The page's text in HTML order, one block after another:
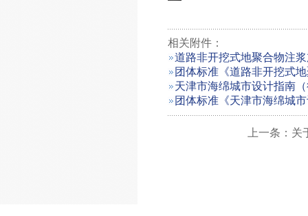
相关附件：
道路非开挖式地聚合物注
团体标准《道路非开挖式
天津市海绵城市设计指南
团体标准《天津市海绵城
上一条：